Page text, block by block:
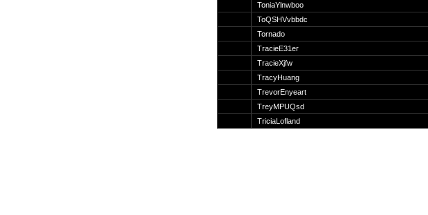
ToniaYlnwboo
ToQSHVvbbdc
Tornado
TracieE31er
TracieXjfw
TracyHuang
TrevorEnyeart
TreyMPUQsd
TriciaLofland